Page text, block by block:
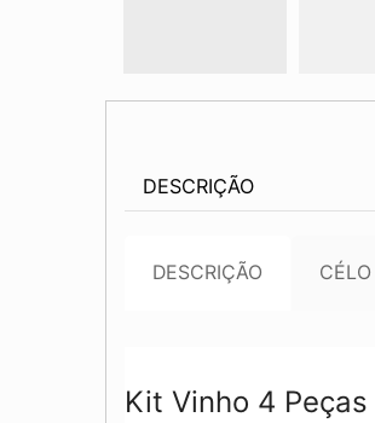
DESCRIÇÃO
DESCRIÇÃO CÉLO
Kit Vinho 4 Peças